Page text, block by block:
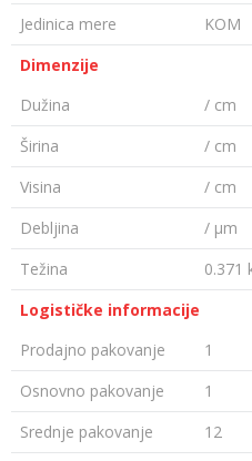
Jedinica mere
KOM
Dimenzije
Dužina
/ cm
Širina
/ cm
Visina
/ cm
Debljina
/ µm
Težina
0.371
Logističke informacije
Prodajno pakovanje
1
Osnovno pakovanje
1
Srednje pakovanje
12